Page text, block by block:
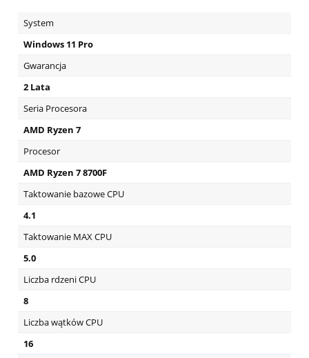
System
Windows 11 Pro
Gwarancja
2 Lata
Seria Procesora
AMD Ryzen 7
Procesor
AMD Ryzen 7 8700F
Taktowanie bazowe CPU
4.1
Taktowanie MAX CPU
5.0
Liczba rdzeni CPU
8
Liczba wątków CPU
16